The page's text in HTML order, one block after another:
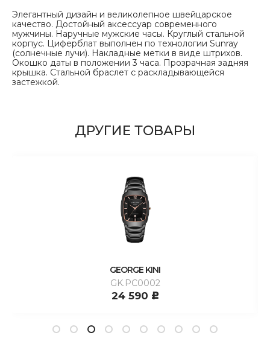
Элегантный дизайн и великолепное швейцарское
качество. Достойный аксессуар современного
мужчины. Наручные мужские часы. Круглый стальной
корпус. Циферблат выполнен по технологии Sunray
(солнечные лучи). Накладные метки в виде штрихов.
Окошко даты в положении 3 часа. Прозрачная задняя
крышка. Стальной браслет с раскладывающейся
застежкой.
ДРУГИЕ ТОВАРЫ
GEORGE KINI
GK.PC0002
24 590 c